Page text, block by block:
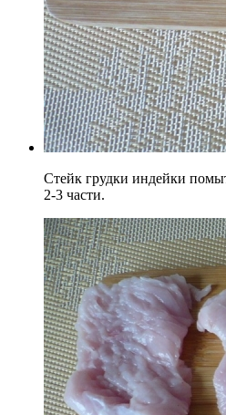
Стейк грудки индейки
2-3 части.